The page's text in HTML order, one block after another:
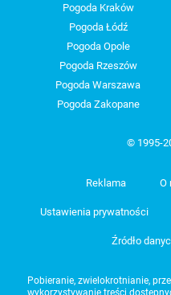
Pogoda Kraków
Pogoda Łódź
Pogoda Opole
Pogoda Rzeszów
Pogoda Warszawa
Pogoda Zakopane
© 1995-
Reklama O
Ustawienia prywatności
Źródło
Pobieranie, zwielokrotnianie,
wykorzystywanie treści